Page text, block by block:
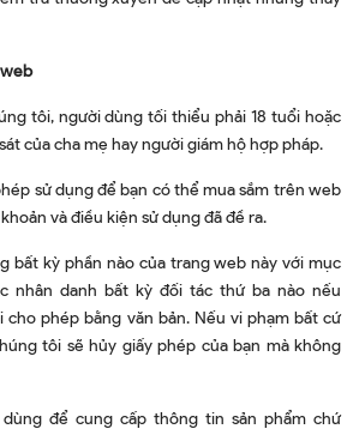
tôi, người dùng tối thiểu phải 18 tuổi hoặc
của cha mẹ hay người giám hộ hợp pháp.
sử dụng để bạn có thể mua sắm trên web
và điều kiện sử dụng đã đề ra.
bất kỳ phần nào của trang web này với mục
nhân danh bất kỳ đối tác thứ ba nào nếu
phép bằng văn bản. Nếu vi phạm bất cứ
tôi sẽ hủy giấy phép của bạn mà không
để cung cấp thông tin sản phẩm chứ